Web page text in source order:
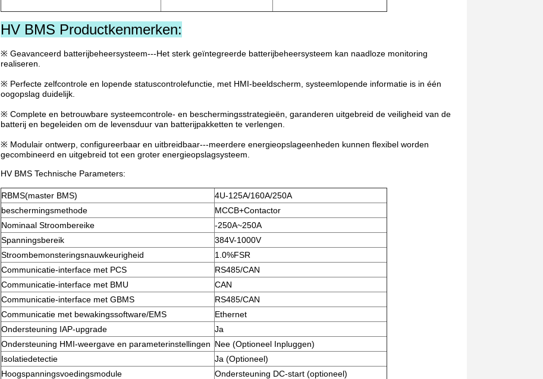
HV BMS Productkenmerken:
※ Geavanceerd batterijbeheersysteem---Het sterk geïntegreerde batterijbeheersysteem kan naadloze monitoring
realiseren.
※ Perfecte zelfcontrole en lopende statuscontrolefunctie, met HMI-beeldscherm, systeemlopende informatie is in één
oogopslag duidelijk.
※ Complete en betrouwbare systeemcontrole- en beschermingsstrategieën, garanderen uitgebreid de veiligheid van de
batterij en begeleiden om de levensduur van batterijpakketten te verlengen.
※ Modulair ontwerp, configureerbaar en uitbreidbaar---meerdere energieopslageenheden kunnen flexibel worden
gecombineerd en uitgebreid tot een groter energieopslagsysteem.
HV BMS Technische Parameters:
RBMS(master BMS)
4U-125A/160A/250A
beschermingsmethode
MCCB+Contactor
Nominaal Stroombereike
-250A~250A
Spanningsbereik
384V-1000V
Stroombemonsteringsnauwkeurigheid
1.0%FSR
Communicatie-interface met PCS
RS485/CAN
Communicatie-interface met BMU
CAN
Communicatie-interface met GBMS
RS485/CAN
Communicatie met bewakingssoftware/EMS
Ethernet
Ondersteuning IAP-upgrade
Ja
Ondersteuning HMI-weergave en parameterinstellingen Nee (Optioneel Inpluggen)
Isolatiedetectie
Ja (Optioneel)
Hoogspanningsvoedingsmodule
Ondersteuning DC-start (optioneel)